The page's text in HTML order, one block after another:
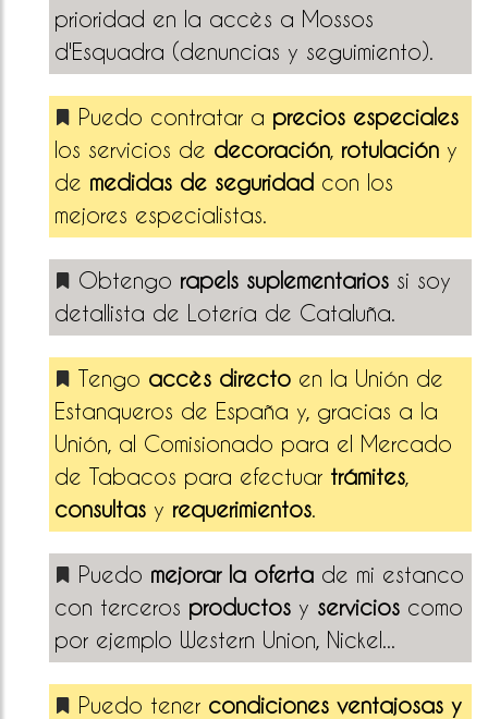
prioridad en la accès a Mossos
d'Esquadra (denuncias y seguimiento).
Puedo contratar a precios especiales
los servicios de decoración, rotulación y
de medidas de seguridad con los
mejores especialistas.
Obtengo rapels suplementarios si soy
detallista de Lotería de Cataluña.
Tengo accès directo en la Unión de
Estanqueros de España y, gracias a la
Unión, al Comisionado para el Mercado
de Tabacos para efectuar trámites,
consultas y requerimientos.
Puedo mejorar la oferta de mi estanco
con terceros productos y servicios como
por ejemplo Western Union, Nickel...
Puedo tener condiciones ventajosas y